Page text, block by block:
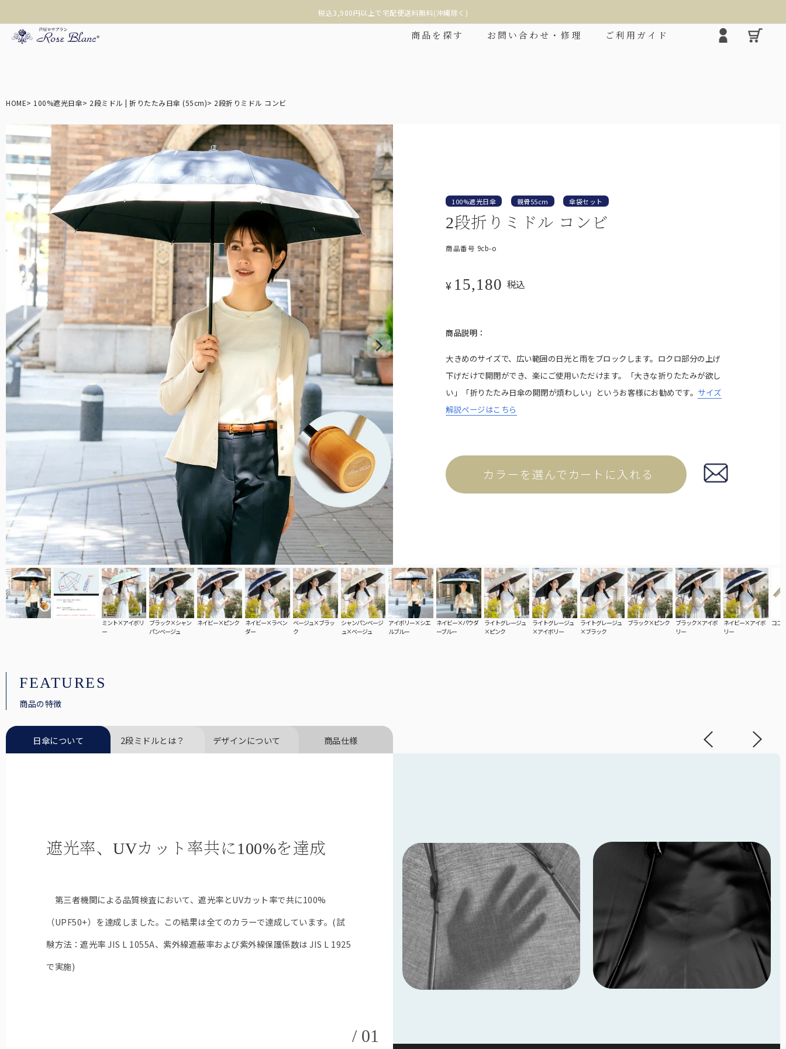
沖縄への配送は税込9,800円以上で宅配便送料無料(離島除く)
商品を探す お問い合わせ・修理 ご利用ガイド
折り畳み日傘
長傘
遮光帽子
アームカバー/手袋
遮光雑貨
UVカットウェア
サングラス
スキンケア/その他
3段折りたたみ
ロサブランの折りたたみ日傘の中で最もコンパク
トなサイズです。
折りたたみ日傘に見えない、丸くて美しいシルエ
ット。
2段折りラージ
男性にもお使いいただける、折りたたみ日傘の特
大サイズ。
ワンタッチで瞬時に開閉可能。
HOME 100%遮光日傘 2段ミドル | 折りたたみ日傘 (55cm) 2段折りミドル コンビ
❮
ミント×アイボリ
ー
ブラック×シャン
パンベージュ
ネイビー×ピンク
ネイビー×ラベン
ダー
ベージュ×ブラッ
ク
シャンパンベージ
ュ×ベージュ
アイボリー×シエ
ルブルー
ネイビー×パウダ
ーブルー
ライトグレージュ
×ピンク
ライトグレージュ
×アイボリー
ライトグレージュ
×ブラック
ブラック×ピンク
ブラック×アイボ
リー
ネイビー×アイボ
リー
ココ
100%遮光日傘 親骨55cm 傘袋セット
2段折りミドル コンビ
商品番号 9cb-o
¥ 15,180 税込
商品説明：
大きめのサイズで、広い範囲の日光と雨をブロックします。ロクロ部分の上げ
下げだけで開閉ができ、楽にご使用いただけます。「大きな折りたたみが欲し
い」「折りたたみ日傘の開閉が煩わしい」というお客様にお勧めです。 サイズ
解説ページはこちら
カラーを選んでカートに入れる
FEATURES
商品の特徴
日傘について 2段ミドルとは？ デザインについて 商品仕様
遮光率、UVカット率共に100%を達成
第三者機関による品質検査において、遮光率とUVカット率で共に100%
（UPF50+）を達成しました。この結果は全てのカラーで達成しています。(試
験方法：遮光率 JIS L 1055A、紫外線遮蔽率および紫外線保護係数は JIS L 1925
で実施)
/ 01